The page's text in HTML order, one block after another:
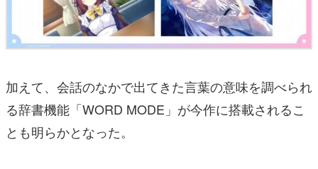
加えて、会話のなかで出てきた言葉の意味を調べられ
る辞書機能「WORD MODE」が今作に搭載されるこ
とも明らかとなった。